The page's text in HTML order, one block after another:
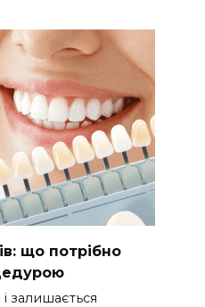
що потрібно
залишається